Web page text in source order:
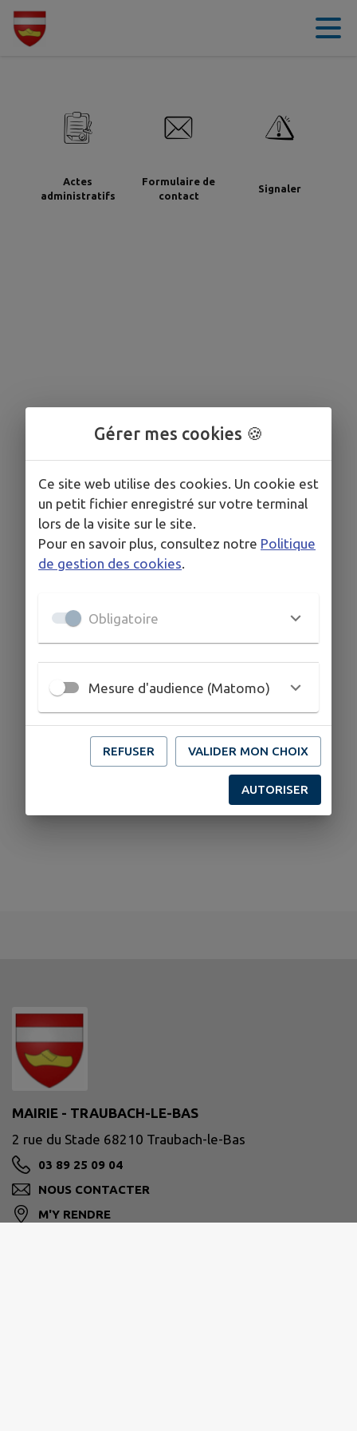
Contenu
Actes
administratifs
Formulaire de
contact
Signaler
MAIRIE - TRAUBACH-LE-BAS
2 rue du Stade 68210 Traubach-le-Bas
03 89 25 09 04
NOUS CONTACTER
M'Y RENDRE
Gérer mes cookies 🍪
Ce site web utilise des cookies. Un cookie est
un petit fichier enregistré sur votre terminal
lors de la visite sur le site.
Pour en savoir plus, consultez notre Politique
de gestion des cookies.
Obligatoire
Mesure d'audience (Matomo)
REFUSER VALIDER MON CHOIX
AUTORISER